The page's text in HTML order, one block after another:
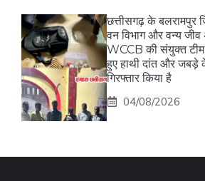
छत्तीसगढ़ के बलरामपुर
वन विभाग और वन्य जीव
WCCB की संयुक्त टीम
हुए हाथी दांत और जबड़े
गिरफ्तार किया है
04/08/2026